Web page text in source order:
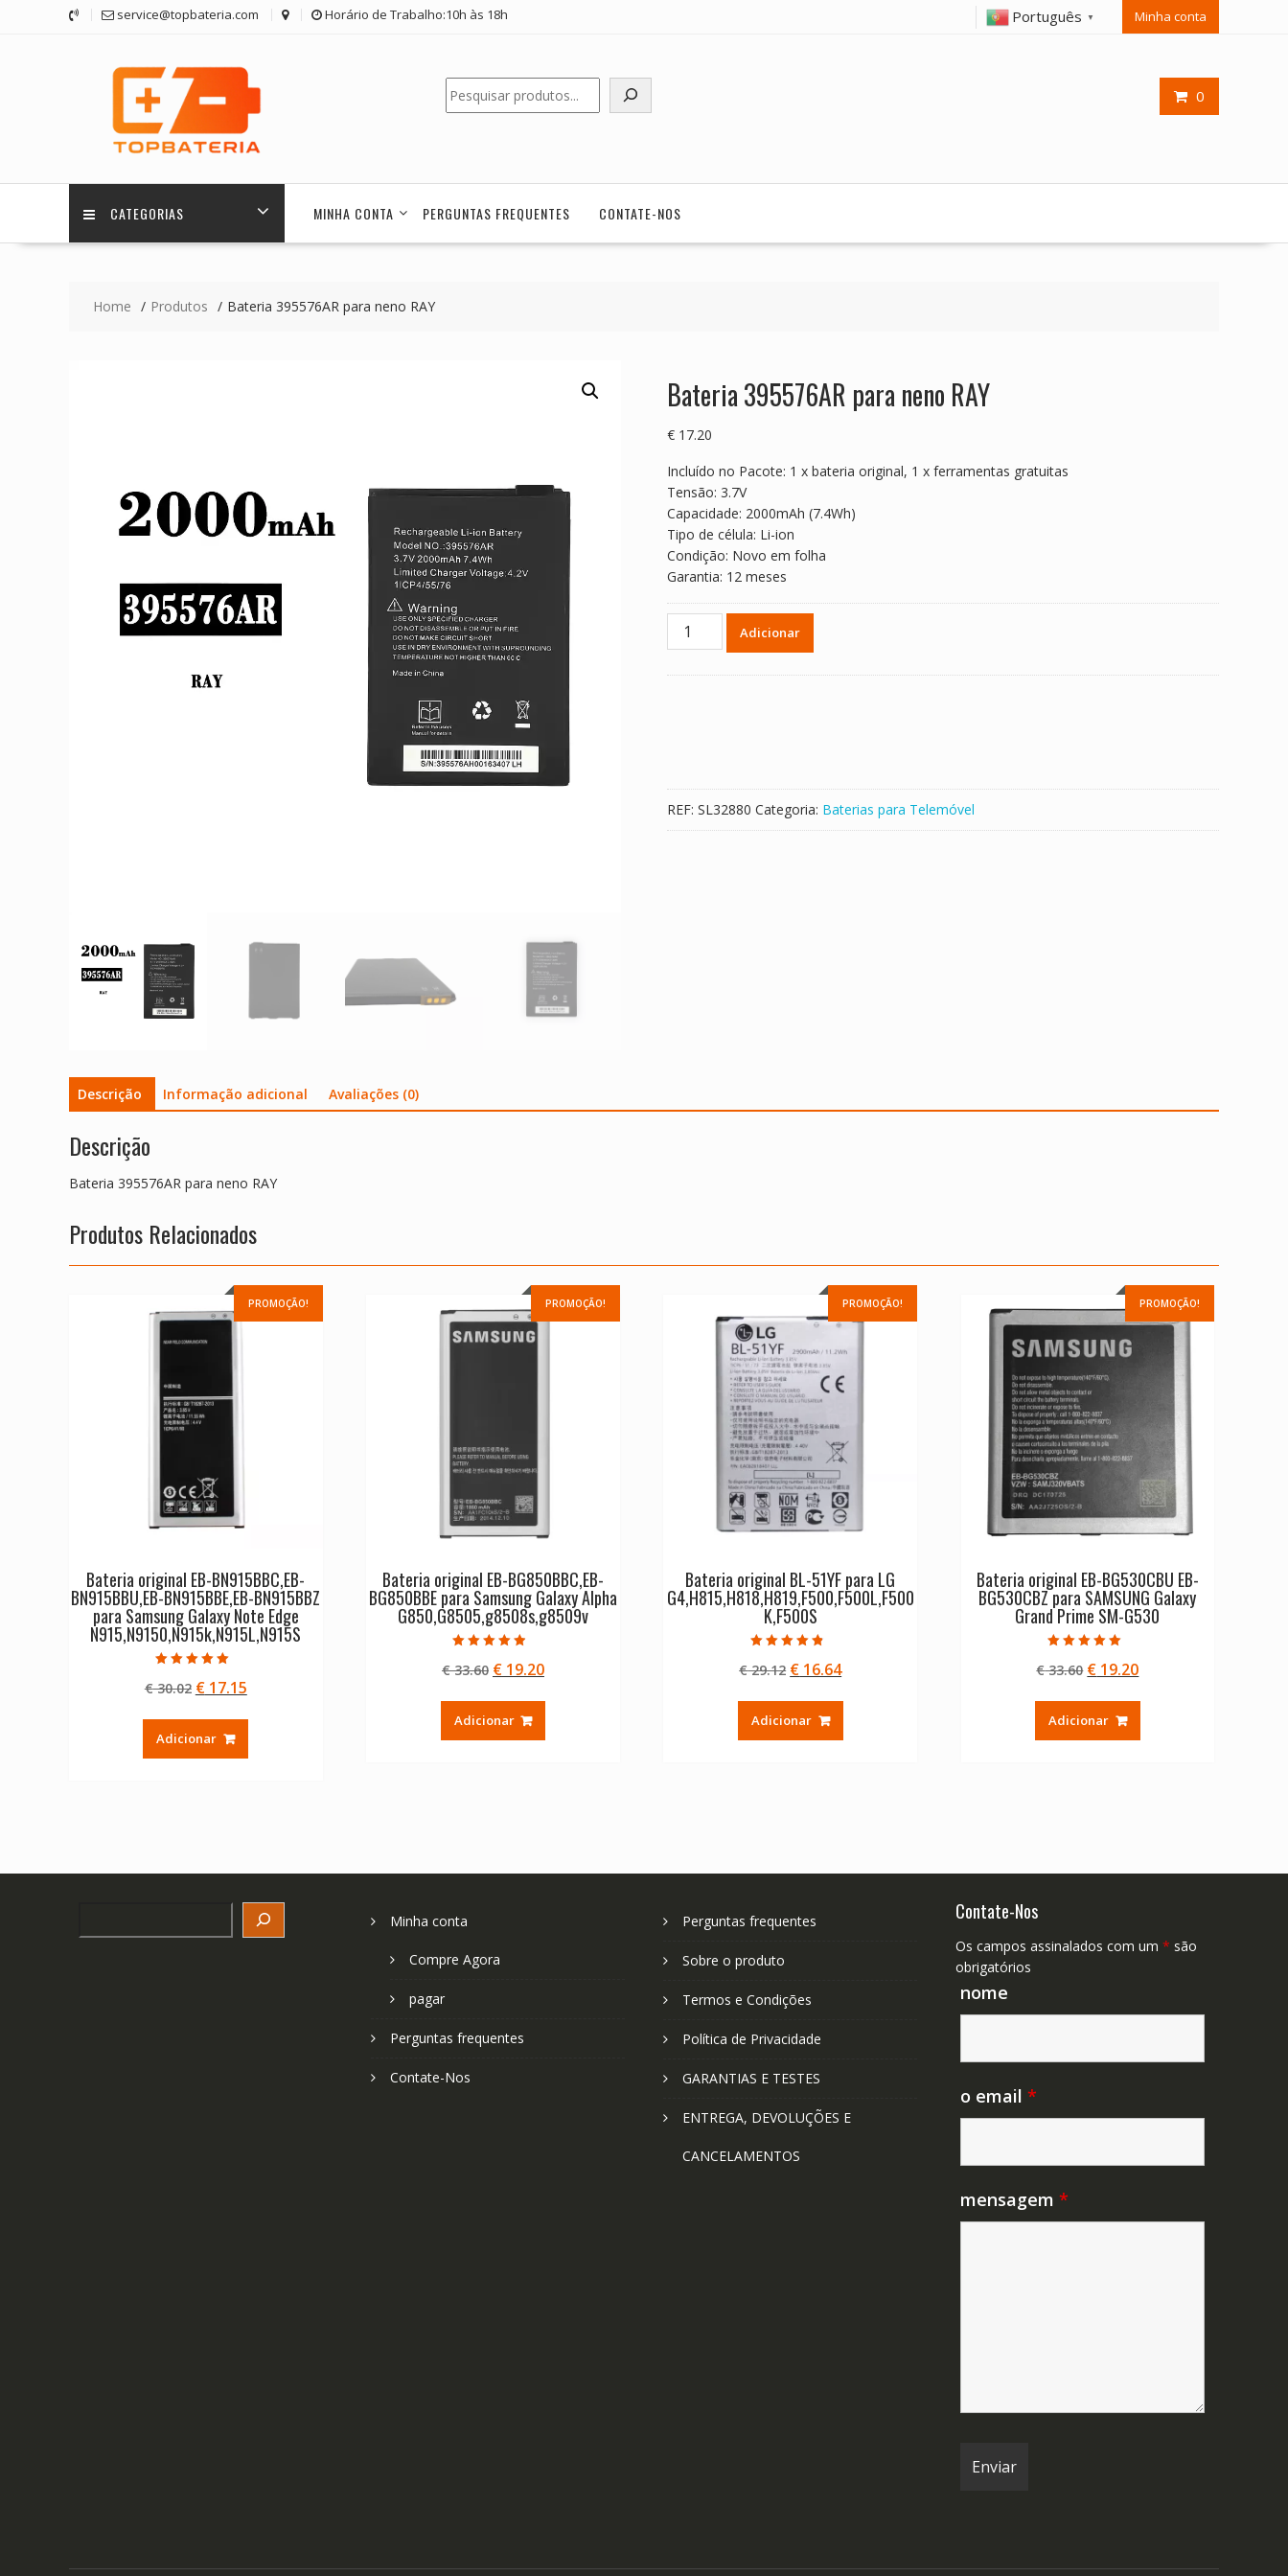
service@topbateria.com Horário de Trabalho:10h às 18h Português ▼ Minha conta
0
Pesquisar
CATEGORIAS MINHA CONTA PERGUNTAS FREQUENTES CONTATE-NOS
Home Produtos Bateria 395576AR para neno RAY
Bateria 395576AR para neno RAY
€ 17.20
Incluído no Pacote: 1 x bateria original, 1 x ferramentas gratuitas
Tensão: 3.7V
Capacidade: 2000mAh (7.4Wh)
Tipo de célula: Li-ion
Condição: Novo em folha
Garantia: 12 meses
Quantidade
Adicionar
REF: SL32880 Categoria: Baterias para Telemóvel
Descrição Informação adicional Avaliações (0)
Descrição
Bateria 395576AR para neno RAY
Produtos Relacionados
PROMOÇÃO!
Bateria original EB-BN915BBC,EB-
BN915BBU,EB-BN915BBE,EB-BN915BBZ
para Samsung Galaxy Note Edge
N915,N9150,N915k,N915L,N915S
5.00
de 5
€30.02 O
original
era:
€17.15O
Adicionar
PROMOÇÃO!
Bateria original EB-BG850BBC,EB-
BG850BBE para Samsung Galaxy Alpha
G850,G8505,g8508s,g8509v
4.50
de 5
€33.60 O
original
era:
€19.20O
Adicionar
PROMOÇÃO!
Bateria original BL-51YF para LG
G4,H815,H818,H819,F500,F500L,F500
K,F500S
4.50
de 5
€29.12 O
original
era:
€ 16.64O
Adicionar
PROMOÇÃO!
Bateria original EB-BG530CBU EB-
BG530CBZ para SAMSUNG Galaxy
Grand Prime SM-G530
5.00
de 5
€33.60 O
original
era:
€ 19.20O
Adicionar
Minha conta
Compre Agora
pagar
Perguntas frequentes
Contate-Nos
Perguntas frequentes
Sobre o produto
Termos e Condições
Política de Privacidade
GARANTIAS E TESTES
ENTREGA, DEVOLUÇÕES E
CANCELAMENTOS
Contate-Nos
Os campos assinalados com um * são
obrigatórios
nome
o email *
mensagem *